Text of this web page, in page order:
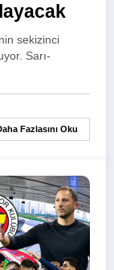
sekizinci
Sarı-
Fazlasını Oku